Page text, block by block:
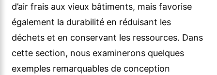
d’air frais aux vieux bâtiments, mais favorise
également la durabilité en réduisant les
déchets et en conservant les ressources. Dans
cette section, nous examinerons quelques
exemples remarquables de conception